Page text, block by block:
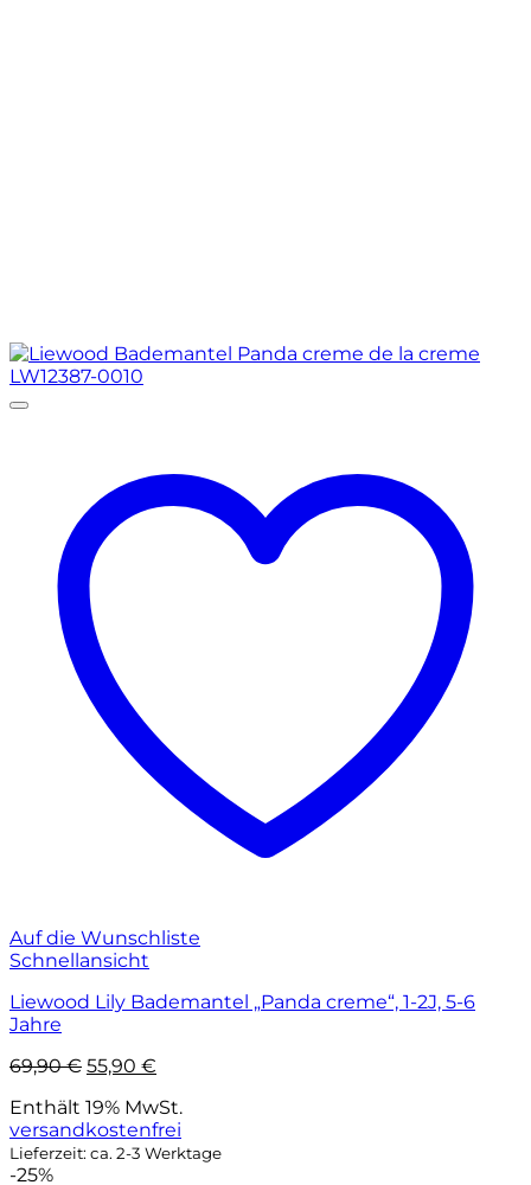
Auf die Wunschliste
Schnellansicht
Liewood Lily Bademantel „Panda creme“, 1-2J, 5-6
Jahre
69,90€ Ursprünglicher
war:
69,90 €
55,90 €
ist:
55,90 €.
Enthält 19% MwSt.
versandkostenfrei
Lieferzeit: ca. 2-3 Werktage
-25%